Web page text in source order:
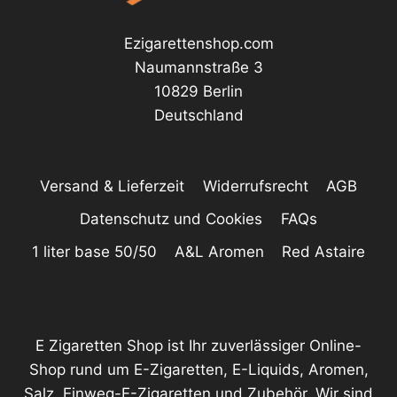
Ezigarettenshop.com
Naumannstraße 3
10829 Berlin
Deutschland
Versand & Lieferzeit Widerrufsrecht
AGB
Datenschutz und Cookies
FAQs
1 liter base 50/50
A&L Aromen Red Astaire
E Zigaretten Shop ist Ihr zuverlässiger Online-
Shop rund um E-Zigaretten, E-Liquids, Aromen,
Salz, Einweg-E-Zigaretten und Zubehör. Wir sind